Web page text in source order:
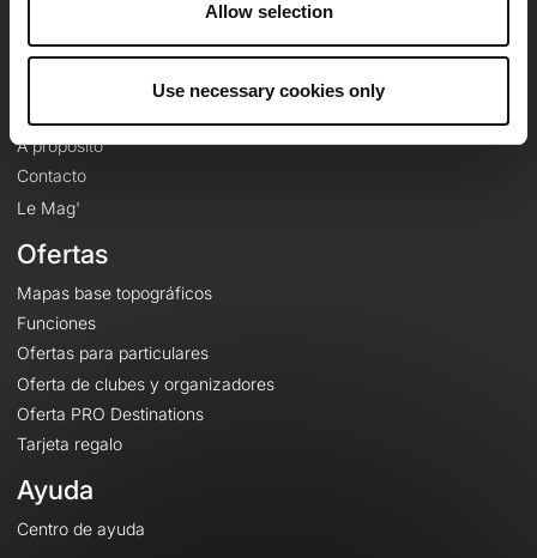
Allow selection
Use necessary cookies only
OpenRunner
A proposito
Contacto
Le Mag'
Ofertas
Mapas base topográficos
Funciones
Ofertas para particulares
Oferta de clubes y organizadores
Oferta PRO Destinations
Tarjeta regalo
Ayuda
Centro de ayuda